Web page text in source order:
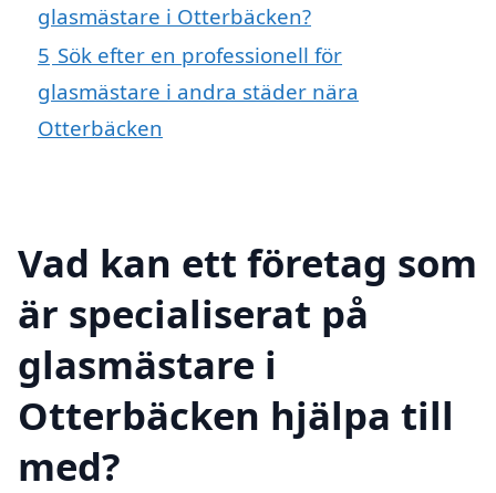
glasmästare i Otterbäcken?
5 Sök efter en professionell för
glasmästare i andra städer nära
Otterbäcken
Vad kan ett företag som
är specialiserat på
glasmästare i
Otterbäcken hjälpa till
med?